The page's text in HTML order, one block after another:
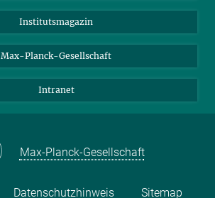
Institutsmagazin
Max-Planck-Gesellschaft
Intranet
Max-Planck-Gesellschaft
Datenschutzhinweis Sitemap